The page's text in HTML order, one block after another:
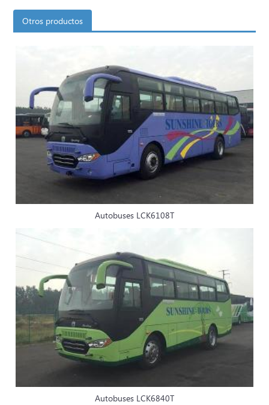
Otros productos
Autobuses LCK6108T
Autobuses LCK6840T